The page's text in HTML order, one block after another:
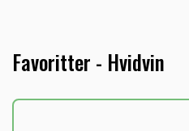
Favoritter - Hvidvin